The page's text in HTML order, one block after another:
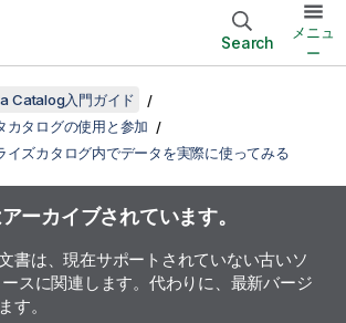
Search
メニュ
ー
Catalog入門ガイド
カタログの使用と参加
イズカタログ内でデータを実際に使ってみる
ーカイブされています。
書は、現在サポートされていない古いソ
スに関連します。代わりに、最新バージ
す。